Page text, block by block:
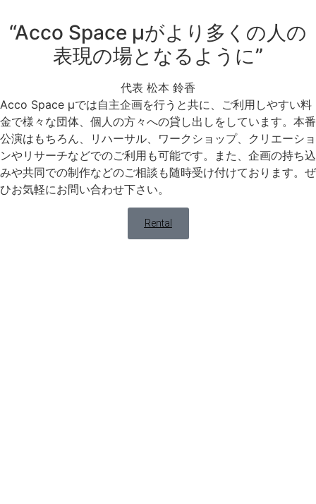
“Acco Space μがより多くの人の
表現の場となるように”
代表 松本 鈴香
Acco Space μでは自主企画を行うと共に、ご利用しやすい料
金で様々な団体、個人の方々への貸し出しをしています。本番
公演はもちろん、リハーサル、ワークショップ、クリエーショ
ンやリサーチなどでのご利用も可能です。また、企画の持ち込
みや共同での制作などのご相談も随時受け付けております。ぜ
ひお気軽にお問い合わせ下さい。
Rental